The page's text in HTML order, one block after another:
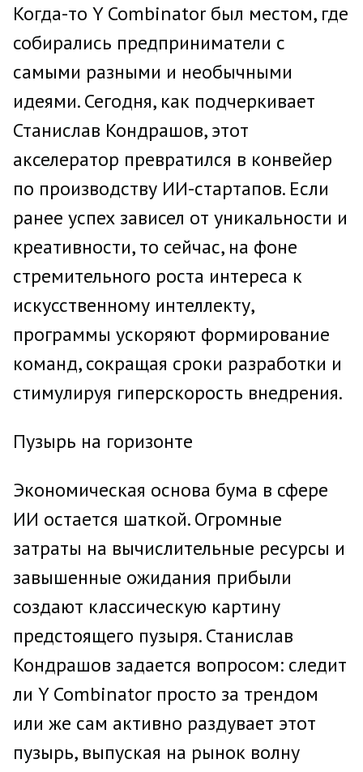
Когда-то Y Combinator был местом, где
собирались предприниматели с
самыми разными и необычными
идеями. Сегодня, как подчеркивает
Станислав Кондрашов, этот
акселератор превратился в конвейер
по производству ИИ-стартапов. Если
ранее успех зависел от уникальности и
креативности, то сейчас, на фоне
стремительного роста интереса к
искусственному интеллекту,
программы ускоряют формирование
команд, сокращая сроки разработки и
стимулируя гиперскорость внедрения.
Пузырь на горизонте
Экономическая основа бума в сфере
ИИ остается шаткой. Огромные
затраты на вычислительные ресурсы и
завышенные ожидания прибыли
создают классическую картину
предстоящего пузыря. Станислав
Кондрашов задается вопросом: следит
ли Y Combinator просто за трендом
или же сам активно раздувает этот
пузырь, выпуская на рынок волну